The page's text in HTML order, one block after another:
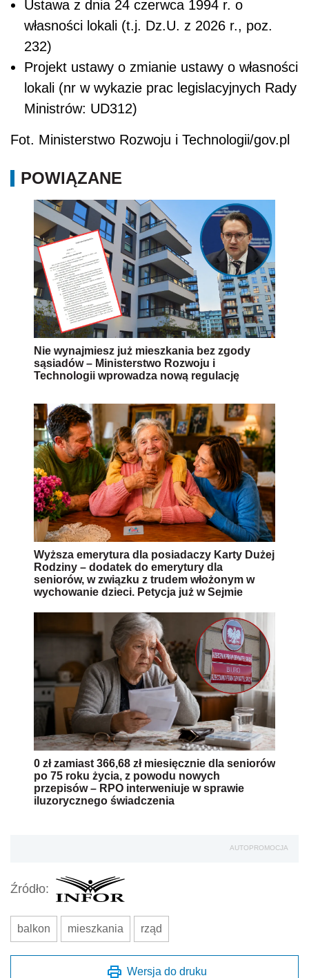
Ustawa z dnia 24 czerwca 1994 r. o
własności lokali (t.j. Dz.U. z 2026 r., poz.
232)
Projekt ustawy o zmianie ustawy o własności
lokali (nr w wykazie prac legislacyjnych Rady
Ministrów: UD312)
Fot. Ministerstwo Rozwoju i Technologii/gov.pl
POWIĄZANE
Nie wynajmiesz już mieszkania bez zgody
sąsiadów – Ministerstwo Rozwoju i
Technologii wprowadza nową regulację
Wyższa emerytura dla posiadaczy Karty Dużej
Rodziny – dodatek do emerytury dla
seniorów, w związku z trudem włożonym w
wychowanie dzieci. Petycja już w Sejmie
0 zł zamiast 366,68 zł miesięcznie dla seniorów
po 75 roku życia, z powodu nowych
przepisów – RPO interweniuje w sprawie
iluzorycznego świadczenia
AUTOPROMOCJA
Źródło:
balkon mieszkania rząd
Wersja do druku